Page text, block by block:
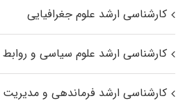
کارشناسی ارشد علوم جغرافیایی
کارشناسی ارشد علوم سیاسی و روابط
کارشناسی ارشد فرماندهی و مدیریت